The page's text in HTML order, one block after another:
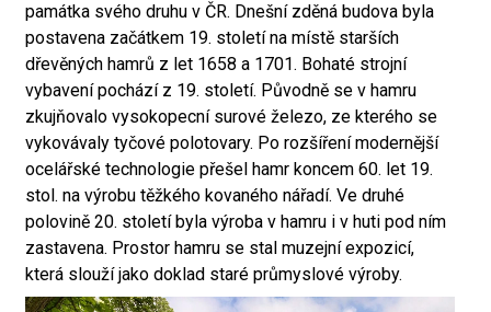
památka svého druhu v ČR. Dnešní zděná budova byla
postavena začátkem 19. století na místě starších
dřevěných hamrů z let 1658 a 1701. Bohaté strojní
vybavení pochází z 19. století. Původně se v hamru
zkujňovalo vysokopecní surové železo, ze kterého se
vykovávaly tyčové polotovary. Po rozšíření modernější
ocelářské technologie přešel hamr koncem 60. let 19.
stol. na výrobu těžkého kovaného nářadí. Ve druhé
polovině 20. století byla výroba v hamru i v huti pod ním
zastavena. Prostor hamru se stal muzejní expozicí,
která slouží jako doklad staré průmyslové výroby.